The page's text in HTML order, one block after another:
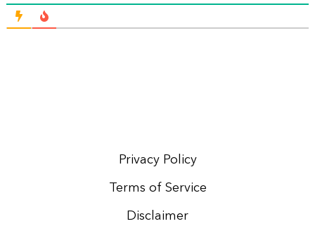
Privacy Policy
Terms of Service
Disclaimer